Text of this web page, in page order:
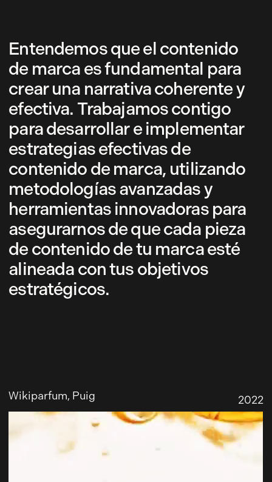
Entendemos que el contenido
de marca es fundamental para
crear una narrativa coherente y
efectiva. Trabajamos contigo
para desarrollar e implementar
estrategias efectivas de
contenido de marca, utilizando
metodologías avanzadas y
herramientas innovadoras para
asegurarnos de que cada pieza
de contenido de tu marca esté
alineada con tus objetivos
estratégicos.
Wikiparfum, Puig 2022